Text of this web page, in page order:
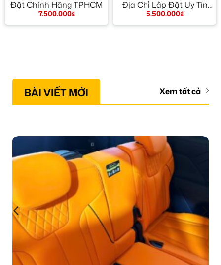
Đặt Chính Hãng TPHCM
7.500.000₫
Địa Chỉ Lắp Đặt Uy Tín
TPHCM
5.500.000₫
BÀI VIẾT MỚI Xem tất cả